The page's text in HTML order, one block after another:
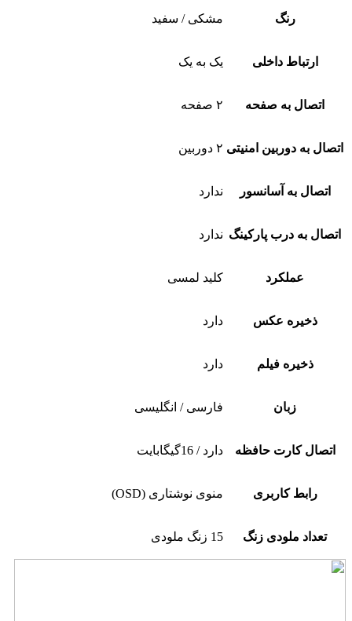
رنگ مشکی / سفید
ارتباط داخلی یک به یک
اتصال به صفحه ۲ صفحه
اتصال به دوربین امنیتی ۲ دوربین
اتصال به آسانسور ندارد
اتصال به درب پارکینگ ندارد
عملکرد کلید لمسی
ذخیره عکس دارد
ذخیره فیلم دارد
زبان فارسی / انگلیسی
اتصال کارت حافظه دارد / 16گیگابایت
رابط کاربری منوی نوشتاری (OSD)
تعداد ملودی زنگ 15 زنگ ملودی